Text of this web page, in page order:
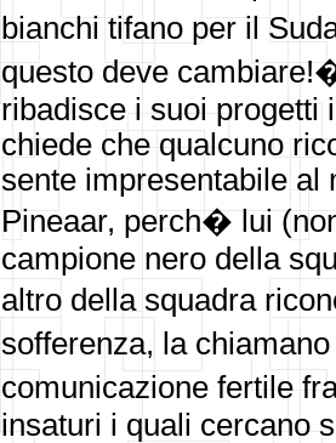
bianchi tifano per il
questo deve
ribadisce i suoi progetti
chiede che qualcuno
sente impresentabile al
Pineaar, perch� lui
campione nero della
altro della squadra
sofferenza, la
comunicazione fertile
insaturi i quali cercano